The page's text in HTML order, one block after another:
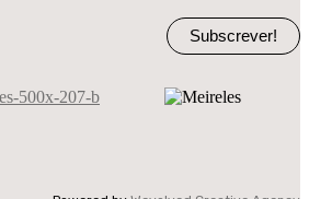
Subscrever!